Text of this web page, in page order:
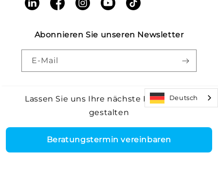
LinkedInFacebookInstagramYouTubeTikTok
Abonnieren Sie unseren Newsletter
E-Mail
Zahlungsmethoden
Core Health & Fitness, LLC. Alle Rechte vorbehalten.
Lassen Sie uns Ihre nächste Einrichtung
gestalten
Beratungstermin vereinbaren
Deutsch